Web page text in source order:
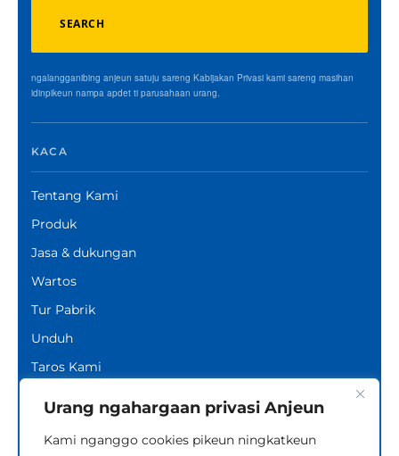
SEARCH
ngalangganibing anjeun satuju sareng Kabijakan Privasi kami sareng masihan
idinpikeun nampa apdet ti parusahaan urang.
KACA
Tentang Kami
Produk
Jasa & dukungan
Wartos
Tur Pabrik
Unduh
Taros Kami
Urang ngahargaan privasi Anjeun
Kami nganggo cookies pikeun ningkatkeun